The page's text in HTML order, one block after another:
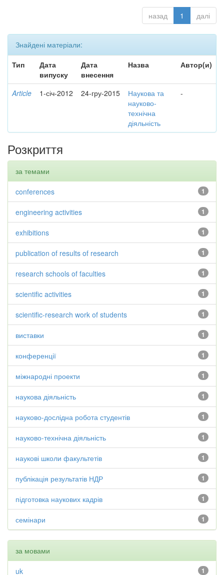
назад 1 далі
Знайдені матеріали:
Тип
Дата
випуску
Дата
внесення
Назва Автор(и)
Article 1-січ-2012 24-гру-2015
Наукова та
науково-
технічна
діяльність
-
Розкриття
за темами
1
conferences
1
engineering activities
1
exhibitions
1
publication of results of research
1
research schools of faculties
1
scientific activities
1
scientific-research work of students
1
виставки
1
конференції
1
міжнародні проекти
1
наукова діяльність
1
науково-дослідна робота студентів
1
науково-технічна діяльність
1
наукові школи факультетів
1
публікація результатів НДР
1
підготовка наукових кадрів
1
семінари
за мовами
1
uk